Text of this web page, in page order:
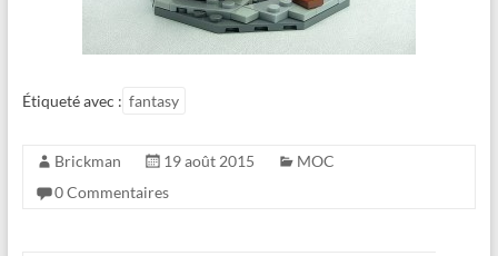
Étiqueté avec : fantasy
Brickman 19 août 2015
MOC
0 Commentaires